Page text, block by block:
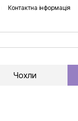
Контактна інформація
Чохли